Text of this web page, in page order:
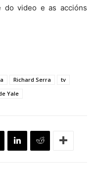
do video e as accións
Richard Serra
tv
Yale